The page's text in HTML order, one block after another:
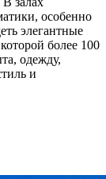
особенно
элегантные
более 100
одежду,
и